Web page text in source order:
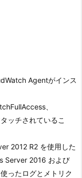
Agentがインス
、
ッチされているこ
2012 R2 を使用した
Server 2016 および
ったログとメトリク